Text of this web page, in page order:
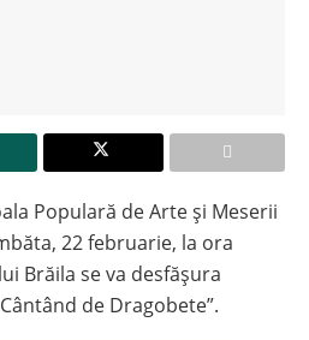
Populară de Arte și Meserii
22 februarie, la ora
Brăila se va desfășura
de Dragobete”.